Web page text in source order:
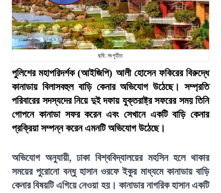
ছবি: সংগৃহীত
পুলিশের মহাপরিদর্শক (আইজিপি) আলী হোসেন ফকিরের বিরুদ্ধে
কানাডায় বিলাসবহুল বাড়ি কেনার অভিযোগ উঠেছে। সম্প্রতি
পরিবারের সদস্যদের নিয়ে দুই দফায় যুক্তরাষ্ট্র সফরের সময় তিনি
গোপনে কানাডা সফর করেন এবং সেখানে একটি বাড়ি কেনার
প্রক্রিয়া সম্পন্ন করেন এমনটি অভিযোগ উঠেছে।
অভিযোগ অনুযায়ী, ঢাকা বিশ্ববিদ্যালয়ের মহসিন হলে থাকার
সময়ের পুরোনো বন্ধু হাসান ওরফে ইকুর মাধ্যমে কানাডায় বাড়ি
কেনার বিষয়টি এগিয়ে নেওয়া হয়। কানাডার নাগরিক হাসান একটি